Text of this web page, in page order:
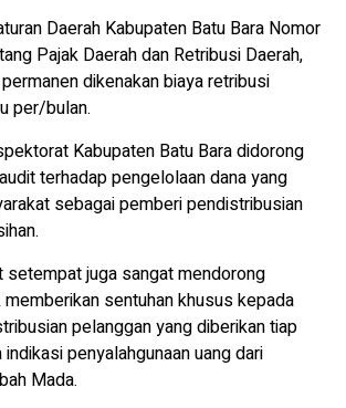
Daerah Kabupaten Batu Bara Nomor
Pajak Daerah dan Retribusi Daerah,
dikenakan biaya retribusi
per/bulan.
Kabupaten Batu Bara didorong
terhadap pengelolaan dana yang
sebagai pemberi pendistribusian
setempat juga sangat mendorong
sentuhan khusus kepada
pelanggan yang diberikan tiap
indikasi penyalahgunaan uang dari
Mada.